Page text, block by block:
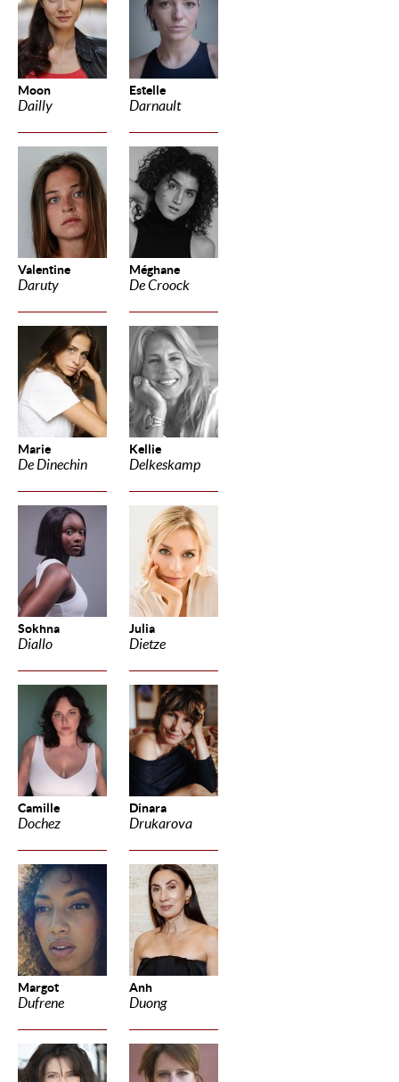
Moon
Dailly
Estelle
Darnault
Valentine
Daruty
Méghane
De Croock
Marie
De Dinechin
Kellie
Delkeskamp
Sokhna
Diallo
Julia
Dietze
Camille
Dochez
Dinara
Drukarova
Margot
Dufrene
Anh
Duong